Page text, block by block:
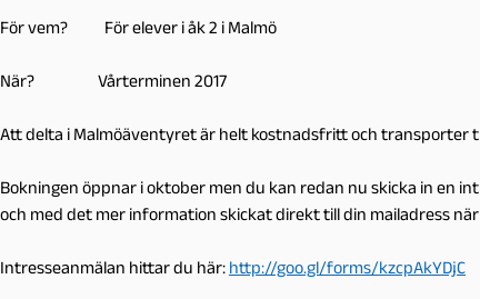
För vem? För elever i åk 2 i Malmö
När? Vårterminen 2017
Att delta i Malmöäventyret är helt kostnadsfritt och transporter
Bokningen öppnar i oktober men du kan redan nu skicka in en
och med det mer information skickat direkt till din mailadress
Intresseanmälan hittar du här: http://goo.gl/forms/kzcpAkYDjC